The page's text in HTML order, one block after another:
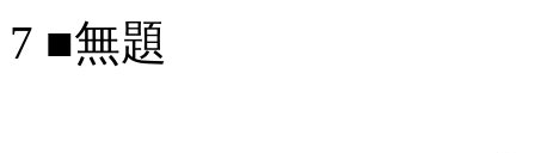
7 ■無題